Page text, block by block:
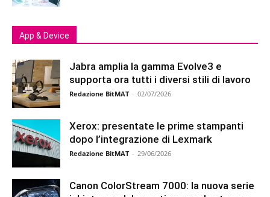
App & Device
Jabra amplia la gamma Evolve3 e
supporta ora tutti i diversi stili di lavoro
Redazione BitMAT - 02/07/2026
Xerox: presentate le prime stampanti
dopo l’integrazione di Lexmark
Redazione BitMAT - 29/06/2026
Canon ColorStream 7000: la nuova serie